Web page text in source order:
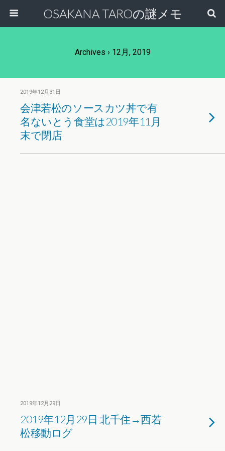
OSAKANA TAROの謎メモ
Archives › 12月, 2019
2019年12月31日
会津若松のソースカツ丼で有
名ないとう食堂は2019年11月
末で閉店
2019年12月29日
2019年12月29日 北千住→西若
松移動ログ